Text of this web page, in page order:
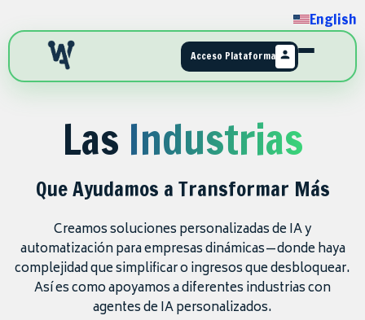
English
Acceso Plataforma
Las Industrias
Que Ayudamos a Transformar Más
Creamos soluciones personalizadas de IA y
automatización para empresas dinámicas—donde haya
complejidad que simplificar o ingresos que desbloquear.
Así es como apoyamos a diferentes industrias con
agentes de IA personalizados.